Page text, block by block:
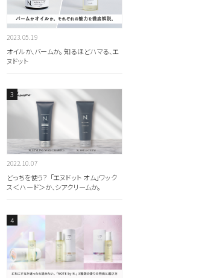
2023.05.19
オイルか、バームか。 知るほどハマる、エ
ヌドット
2022.10.07
どっちを使う？ 「エヌドット オム」ワック
ス＜ハード＞か、シアクリームか。